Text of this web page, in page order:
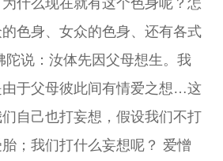
色身、女众的色身、还有各式
陀说：汝体先因父母想生。我
于父母彼此间有情爱之想…这
自己也打妄想，假设我们不打
；我们打什么妄想呢？ 爱憎